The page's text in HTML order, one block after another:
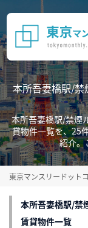
本所吾妻橋駅/禁
本所吾妻橋駅/禁煙
貸物件一覧を、25
紹介。
東京マンスリードット
本所吾妻橋駅/禁
賃貸物件一覧